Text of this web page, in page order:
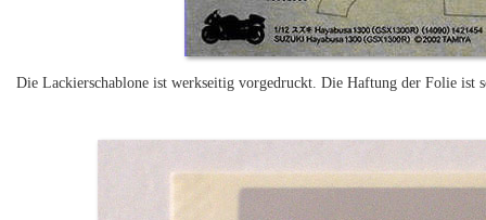
Die Lackierschablone ist werkseitig vorgedruckt. Die Haftung der Folie ist